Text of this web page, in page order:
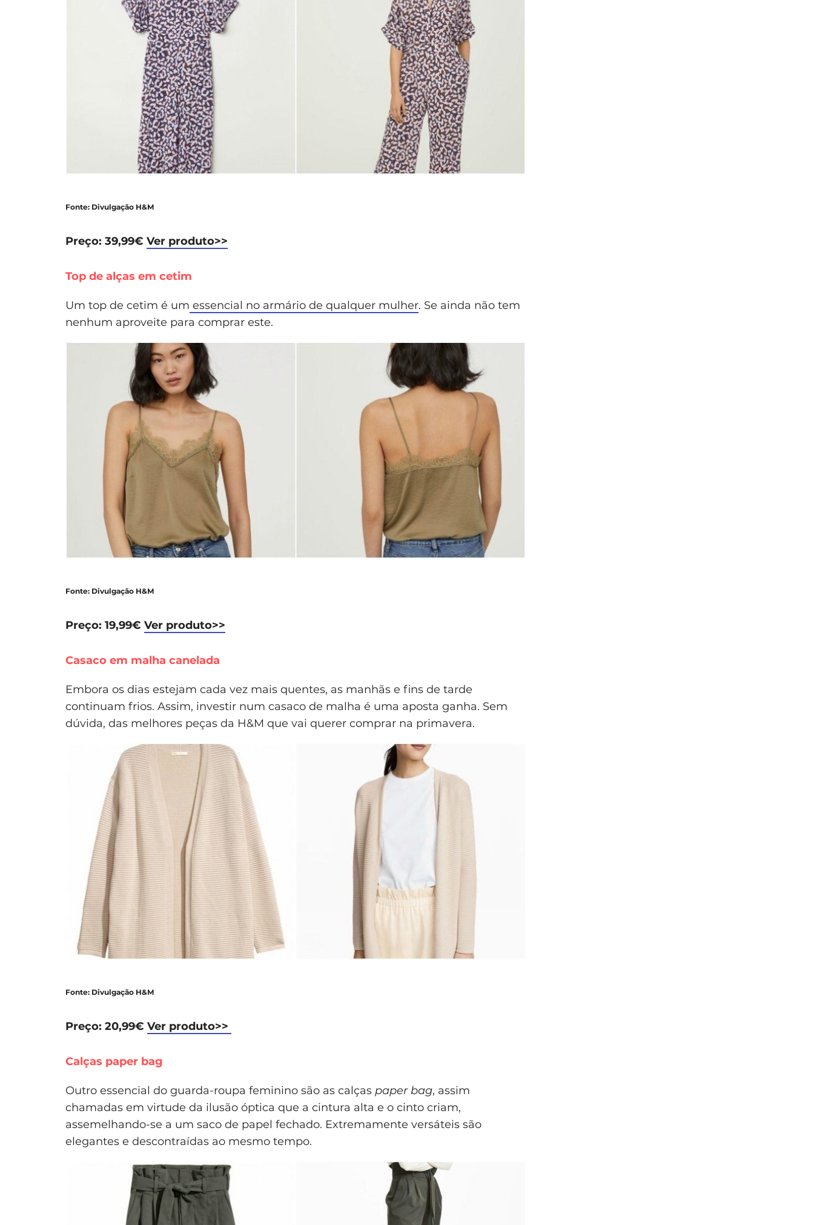
Fonte: Divulgação H&M
Preço: 39,99€ Ver produto>>
Top de alças em cetim
Um top de cetim é um essencial no armário de qualquer mulher. Se ainda não tem
nenhum aproveite para comprar este.
Fonte: Divulgação H&M
Preço: 19,99€ Ver produto>>
Casaco em malha canelada
Embora os dias estejam cada vez mais quentes, as manhãs e fins de tarde
continuam frios. Assim, investir num casaco de malha é uma aposta ganha. Sem
dúvida, das melhores peças da H&M que vai querer comprar na primavera.
Fonte: Divulgação H&M
Preço: 20,99€ Ver produto>>
Calças paper bag
Outro essencial do guarda-roupa feminino são as calças paper bag, assim
chamadas em virtude da ilusão óptica que a cintura alta e o cinto criam,
assemelhando-se a um saco de papel fechado. Extremamente versáteis são
elegantes e descontraídas ao mesmo tempo.